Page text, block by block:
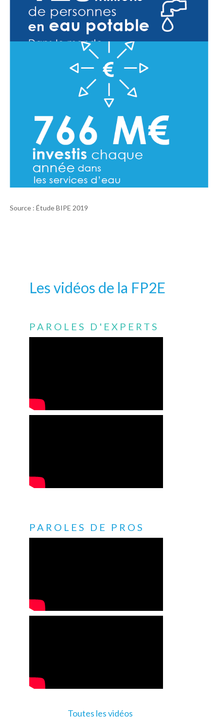
Source : Étude BIPE 2019
Les vidéos de la FP2E
PAROLES D'EXPERTS
PAROLES DE PROS
Toutes les vidéos